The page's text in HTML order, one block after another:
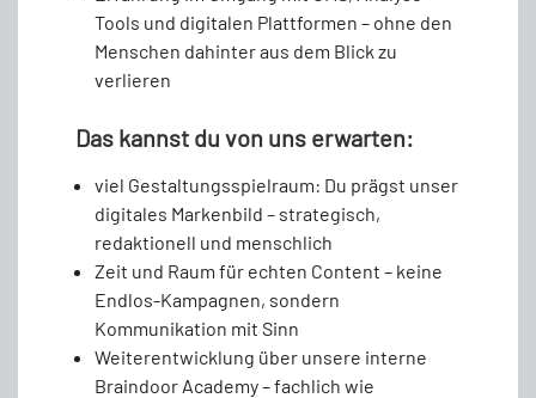
Tools und digitalen Plattformen – ohne den
Menschen dahinter aus dem Blick zu
verlieren
Das kannst du von uns erwarten:
viel Gestaltungsspielraum: Du prägst unser
digitales Markenbild – strategisch,
redaktionell und menschlich
Zeit und Raum für echten Content – keine
Endlos-Kampagnen, sondern
Kommunikation mit Sinn
Weiterentwicklung über unsere interne
Braindoor Academy – fachlich wie